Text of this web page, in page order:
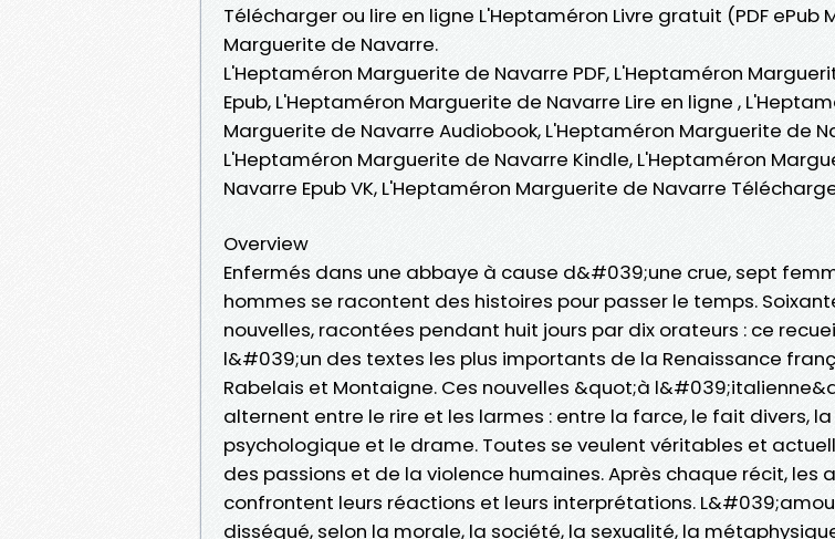
Télécharger ou lire en ligne L'Heptaméron Livre gratuit (PDF ePub
Marguerite de Navarre.
L'Heptaméron Marguerite de Navarre PDF, L'Heptaméron
Epub, L'Heptaméron Marguerite de Navarre Lire en ligne ,
Marguerite de Navarre Audiobook, L'Heptaméron Marguerite de
L'Heptaméron Marguerite de Navarre Kindle, L'Heptaméron
Navarre Epub VK, L'Heptaméron Marguerite de Navarre
Overview
Enfermés dans une abbaye à cause d&#039;une crue, sept
hommes se racontent des histoires pour passer le temps.
nouvelles, racontées pendant huit jours par dix orateurs : ce
l&#039;un des textes les plus importants de la Renaissance
Rabelais et Montaigne. Ces nouvelles &quot;à
alternent entre le rire et les larmes : entre la farce, le fait divers,
psychologique et le drame. Toutes se veulent véritables et
des passions et de la violence humaines. Après chaque récit, les
confrontent leurs réactions et leurs interprétations.
disséqué, selon la morale, la société, la sexualité, la